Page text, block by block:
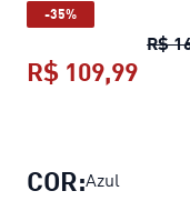
-35%
R$
R$ 109,99
COR:Azul